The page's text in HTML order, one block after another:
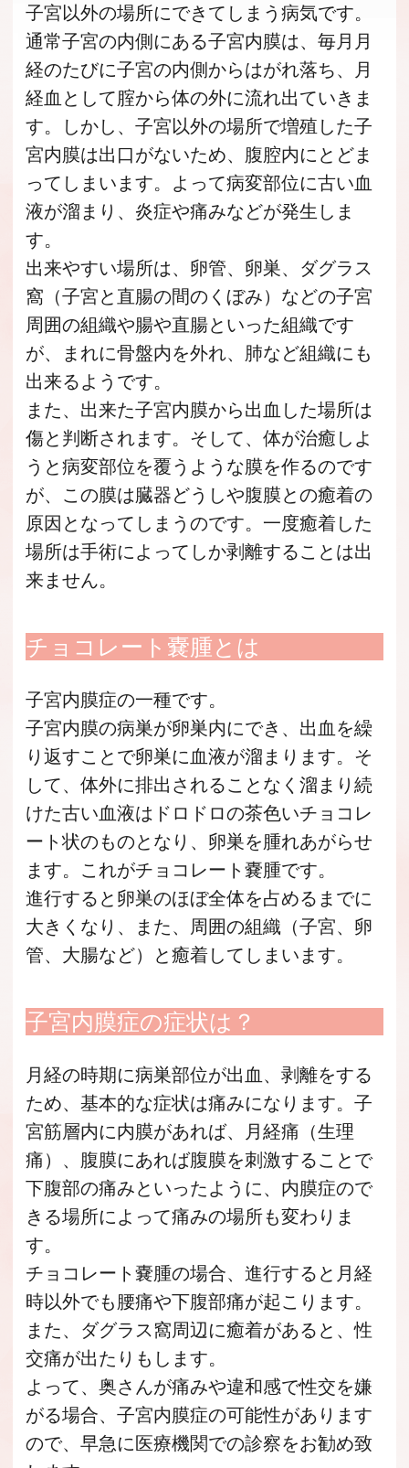
子宮以外の場所にできてしまう病気です。
通常子宮の内側にある子宮内膜は、毎月月
経のたびに子宮の内側からはがれ落ち、月
経血として腟から体の外に流れ出ていきま
す。しかし、子宮以外の場所で増殖した子
宮内膜は出口がないため、腹腔内にとどま
ってしまいます。よって病変部位に古い血
液が溜まり、炎症や痛みなどが発生しま
す。
出来やすい場所は、卵管、卵巣、ダグラス
窩（子宮と直腸の間のくぼみ）などの子宮
周囲の組織や腸や直腸といった組織です
が、まれに骨盤内を外れ、肺など組織にも
出来るようです。
また、出来た子宮内膜から出血した場所は
傷と判断されます。そして、体が治癒しよ
うと病変部位を覆うような膜を作るのです
が、この膜は臓器どうしや腹膜との癒着の
原因となってしまうのです。一度癒着した
場所は手術によってしか剥離することは出
来ません。
チョコレート嚢腫とは
子宮内膜症の一種です。
子宮内膜の病巣が卵巣内にでき、出血を繰
り返すことで卵巣に血液が溜まります。そ
して、体外に排出されることなく溜まり続
けた古い血液はドロドロの茶色いチョコレ
ート状のものとなり、卵巣を腫れあがらせ
ます。これがチョコレート嚢腫です。
進行すると卵巣のほぼ全体を占めるまでに
大きくなり、また、周囲の組織（子宮、卵
管、大腸など）と癒着してしまいます。
子宮内膜症の症状は？
月経の時期に病巣部位が出血、剥離をする
ため、基本的な症状は痛みになります。子
宮筋層内に内膜があれば、月経痛（生理
痛）、腹膜にあれば腹膜を刺激することで
下腹部の痛みといったように、内膜症ので
きる場所によって痛みの場所も変わりま
す。
チョコレート嚢腫の場合、進行すると月経
時以外でも腰痛や下腹部痛が起こります。
また、ダグラス窩周辺に癒着があると、性
交痛が出たりもします。
よって、奥さんが痛みや違和感で性交を嫌
がる場合、子宮内膜症の可能性があります
ので、早急に医療機関での診察をお勧め致